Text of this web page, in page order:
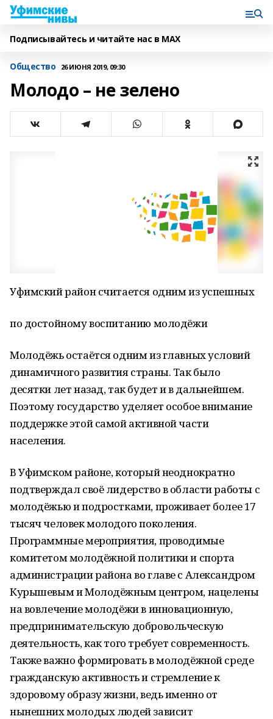
Подписывайтесь и читайте нас в MAX
Общество 26 ИЮНЯ 2019, 09:30
Молодо – не зелено
Уфимский район считается одним из успешных
по достойному воспитанию молодёжи
Молодёжь остаётся одним из главных условий
динамичного развития страны. Так было
десятки лет назад, так будет и в дальнейшем.
Поэтому государство уделяет особое внимание
поддержке этой самой активной части
населения.
В Уфимском районе, который неоднократно
подтверждал своё лидерство в области работы с
молодёжью и подростками, проживает более 17
тысяч человек молодого поколения.
Программные мероприятия, проводимые
комитетом молодёжной политики и спорта
администрации района во главе с Александром
Курышевым и Молодёжным центром, нацелены
на вовлечение молодёжи в инновационную,
предпринимательскую добровольческую
деятельность, как того требует современность.
Также важно формировать в молодёжной среде
гражданскую активность и стремление к
здоровому образу жизни, ведь именно от
нынешних молодых людей зависит